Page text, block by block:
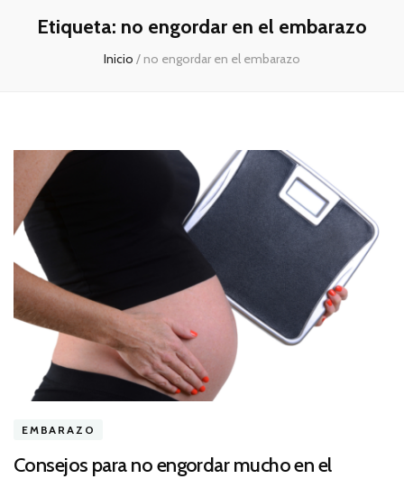
Etiqueta: no engordar en el embarazo
Inicio / no engordar en el embarazo
EMBARAZO
Consejos para no engordar mucho en el